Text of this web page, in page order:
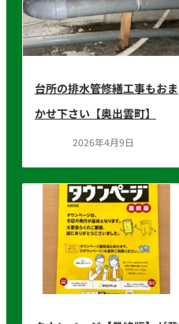
台所の排水管修繕工事もおま
かせ下さい【奥出雲町】
2026年4月9日